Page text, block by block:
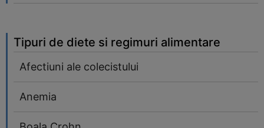
Tipuri de diete si regimuri alimentare
Afectiuni ale colecistului
Anemia